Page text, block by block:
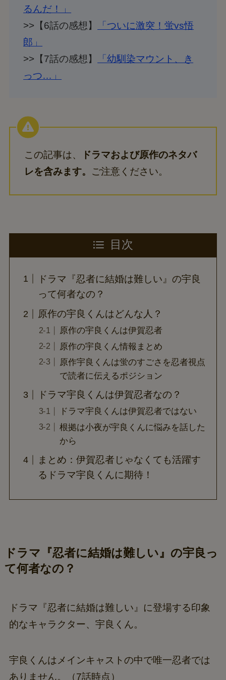
るんだ！」
>>【6話の感想】
「ついに激突！蛍vs悟
郎」
>>【7話の感想】
「幼馴染マウント、き
っつ…」
この記事は、
ドラマおよび原作のネタバ
レを含みます。 ご注意ください。
目次
ドラマ『忍者に結婚は難しい』の宇良
って何者なの？
原作の宇良くんはどんな人？
原作の宇良くんは伊賀忍者
原作の宇良くん情報まとめ
原作宇良くんは蛍のすごさを忍者視点
で読者に伝えるポジション
ドラマ宇良くんは伊賀忍者なの？
ドラマ宇良くんは伊賀忍者ではない
根拠は小夜が宇良くんに悩みを話した
から
まとめ：伊賀忍者じゃなくても活躍す
るドラマ宇良くんに期待！
ドラマ『忍者に結婚は難しい』の宇良っ
て何者なの？
ドラマ『忍者に結婚は難しい』に登場する印象
的なキャラクター、宇良くん。
宇良くんはメインキャストの中で唯一忍者では
ありません。（7話時点）